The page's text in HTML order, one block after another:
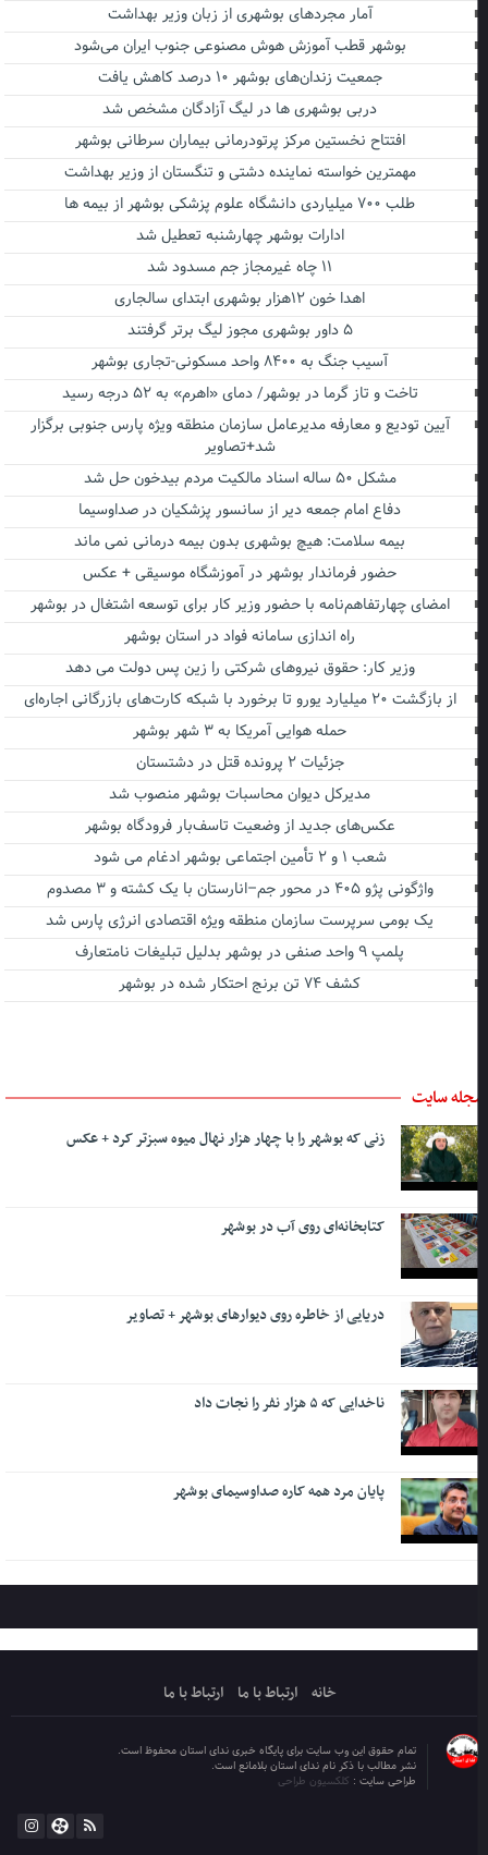
آمار مجردهای بوشهری از زبان وزیر بهداشت
بوشهر قطب آموزش هوش مصنوعی جنوب ایران می‌شود
جمعیت زندان‌های بوشهر ۱۰ درصد کاهش یافت
دربی بوشهری ها در لیگ آزادگان مشخص شد
افتتاح نخستین مرکز پرتودرمانی بیماران سرطانی بوشهر
مهمترین خواسته نماینده دشتی و تنگستان از وزیر بهداشت
طلب ۷۰۰ میلیاردی دانشگاه علوم پزشکی بوشهر از بیمه ها
ادارات بوشهر چهارشنبه تعطیل شد
اهدا خون ۱۲هزار بوشهری ابتدای سالجاری
آسیب جنگ به ۸۴۰۰ واحد مسکونی-تجاری بوشهر
تاخت و تاز گرما در بوشهر/ دمای «اهرم» به ۵۲ درجه رسید
آیین تودیع و معارفه مدیرعامل سازمان منطقه ویژه پارس جنوبی برگزار
شد+تصاویر
مشکل ۵۰ ساله اسناد مالکیت مردم بیدخون حل شد
دفاع امام جمعه دیر از سانسور پزشکیان در صداوسیما
بیمه سلامت: هیچ بوشهری بدون بیمه درمانی نمی ماند
حضور فرماندار بوشهر در آموزشگاه موسیقی + عکس
امضای چهارتفاهم‌نامه با حضور وزیر کار برای توسعه اشتغال در بوشهر
راه اندازی سامانه فواد در استان بوشهر
وزیر کار: حقوق نیروهای شرکتی را زین پس دولت می دهد
از بازگشت ۲۰ میلیارد یورو تا برخورد با شبکه کارت‌های بازرگانی اجاره‌ای
حمله هوایی آمریکا به ۳ شهر بوشهر
جزئیات ۲ پرونده قتل در دشتستان
مدیرکل دیوان محاسبات بوشهر منصوب شد
عکس‌های جدید از وضعیت تاسف‌بار فرودگاه بوشهر
شعب ۱ و ۲ تأمین اجتماعی بوشهر ادغام می شود
واژگونی پژو ۴۰۵ در محور جم–انارستان با یک کشته و ۳ مصدوم
یک بومی سرپرست سازمان منطقه ویژه اقتصادی انرژی پارس شد
پلمپ ۹ واحد صنفی در بوشهر بدلیل تبلیغات نامتعارف
کشف ۷۴ تن برنج احتکار شده در بوشهر
سایت
زنی که بوشهر را با چهار هزار نهال میوه سبزتر کرد + عکس
کتابخانه‌ای روی آب در بوشهر
دریایی از خاطره روی دیوارهای بوشهر + تصاویر
ناخدایی که ۵ هزار نفر را نجات داد
پایان مرد همه کاره صداوسیمای بوشهر
خانه ارتباط با ما ارتباط با ما
تمام حقوق این وب سایت برای پایگاه خبری ندای استان محفوظ است.
نشر مطالب با ذکر نام ندای استان بلامانع است.
طراحی سایت :کلکسیون طراحی